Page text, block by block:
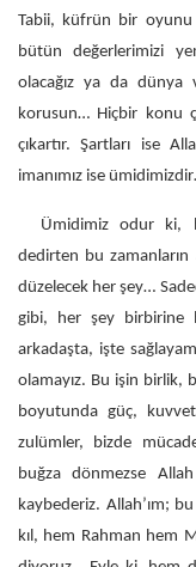
Tabii, küfrün bir oyunu
bütün değerlerimizi
olacağız ya da dünya
korusun… Hiçbir konu
çıkartır. Şartları ise
imanımız ise
Ümidimiz odur ki,
dedirten bu
düzelecek her şey…
gibi, her şey birbirine
arkadaşta, işte
olamayız. Bu işin birlik,
boyutunda güç,
zulümler, bizde
buğza dönmezse
kaybederiz. Allah’ım;
kıl, hem Rahman hem